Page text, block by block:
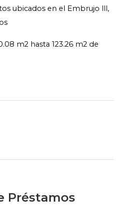
ubicados en el Embrujo lll,
m2 hasta 123.26 m2 de
Préstamos